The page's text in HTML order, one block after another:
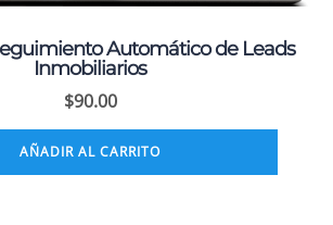
Automático de Leads
Inmobiliarios
$90.00
AÑADIR AL CARRITO